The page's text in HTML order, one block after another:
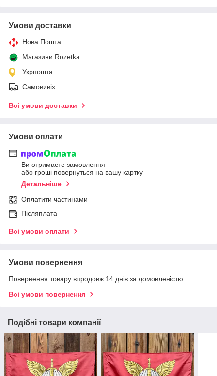
Умови доставки
Нова Пошта
Магазини Rozetka
Укрпошта
Самовивіз
Всі умови доставки
Умови оплати
Ви отримаєте замовлення
або гроші повернуться на вашу картку
Детальніше
Оплатити частинами
Післяплата
Всі умови оплати
Умови повернення
Повернення товару впродовж 14 днів за домовленістю
Всі умови повернення
Подібні товари компанії